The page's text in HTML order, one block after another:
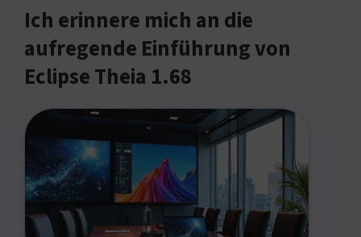
Ich erinnere mich an die
aufregende Einführung von
Eclipse Theia 1.68